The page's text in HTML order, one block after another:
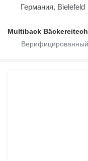
Германия, Bielefeld
Multiback